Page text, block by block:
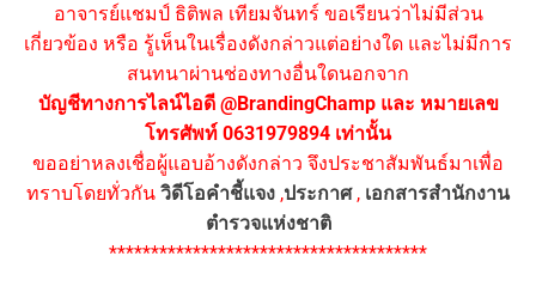
อาจารย์แชมป์ ธิติพล เทียมจันทร์ ขอเรียนว่าไม่มีส่วน
เกี่ยวข้อง หรือ รู้เห็นในเรื่องดังกล่าวแต่อย่างใด และไม่มีการ
สนทนาผ่านช่องทางอื่นใดนอกจาก
บัญชีทางการไลน์ไอดี @BrandingChamp และ หมายเลข
โทรศัพท์ 0631979894 เท่านั้น
ขออย่าหลงเชื่อผู้แอบอ้างดังกล่าว จึงประชาสัมพันธ์มาเพื่อ
ทราบโดยทั่วกัน วิดีโอคำชี้แจง ,ประกาศ, เอกสารสำนักงาน
ตำรวจแห่งชาติ
**************************************